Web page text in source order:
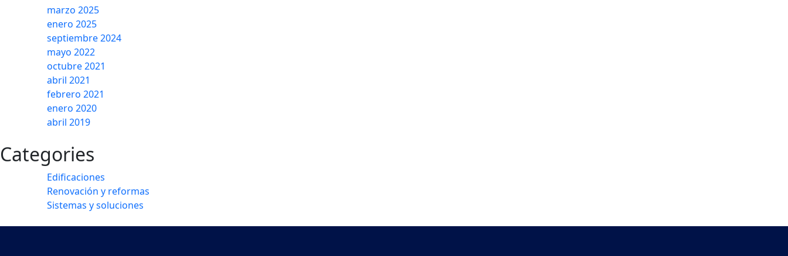
marzo 2025
enero 2025
septiembre 2024
mayo 2022
octubre 2021
abril 2021
febrero 2021
enero 2020
abril 2019
Categories
Edificaciones
Renovación y reformas
Sistemas y soluciones